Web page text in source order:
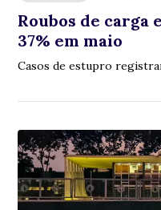
Roubos de carga
37% em maio
Casos de estupro